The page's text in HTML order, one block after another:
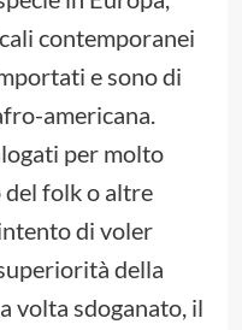
contemporanei
e sono di
americana.
per molto
del folk o altre
di voler
della
volta sdoganato, il